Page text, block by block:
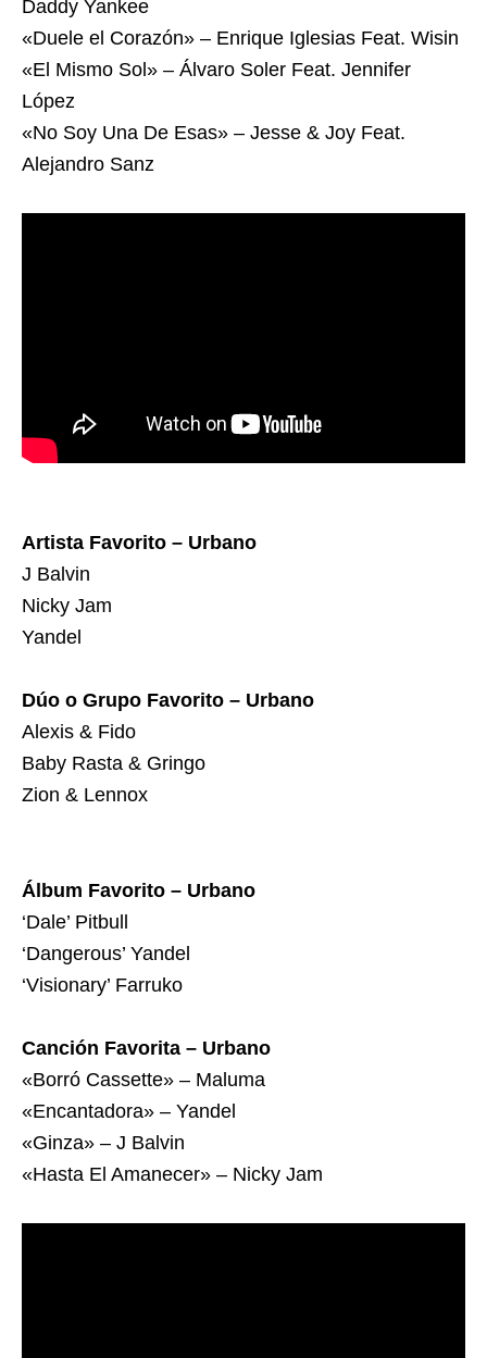
Daddy Yankee
«Duele el Corazón» – Enrique Iglesias Feat. Wisin
«El Mismo Sol» – Álvaro Soler Feat. Jennifer
López
«No Soy Una De Esas» – Jesse & Joy Feat.
Alejandro Sanz
Artista Favorito – Urbano
J Balvin
Nicky Jam
Yandel
Dúo o Grupo Favorito – Urbano
Alexis & Fido
Baby Rasta & Gringo
Zion & Lennox
Álbum Favorito – Urbano
‘Dale’ Pitbull
‘Dangerous’ Yandel
‘Visionary’ Farruko
Canción Favorita – Urbano
«Borró Cassette» – Maluma
«Encantadora» – Yandel
«Ginza» – J Balvin
«Hasta El Amanecer» – Nicky Jam